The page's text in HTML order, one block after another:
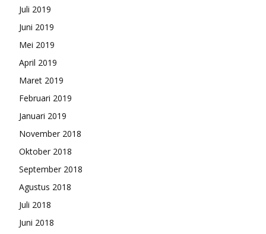
Juli 2019
Juni 2019
Mei 2019
April 2019
Maret 2019
Februari 2019
Januari 2019
November 2018
Oktober 2018
September 2018
Agustus 2018
Juli 2018
Juni 2018